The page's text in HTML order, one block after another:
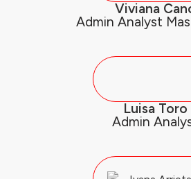
Viviana
Admin Analyst
Luisa Toro
Admin